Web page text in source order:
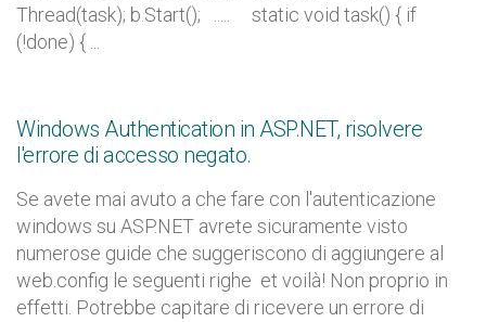
Thread(task); b.Start(); ..... static void task() { if
(!done) { ...
Windows Authentication in ASP.NET, risolvere
l'errore di accesso negato.
Se avete mai avuto a che fare con l'autenticazione
windows su ASP.NET avrete sicuramente visto
numerose guide che suggeriscono di aggiungere al
web.config le seguenti righe et voilà! Non proprio in
effetti. Potrebbe capitare di ricevere un errore di